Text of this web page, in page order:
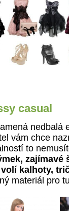
casual
nedbalá
vám chce
to
zajímavé
volí kalhoty,
materiál pro